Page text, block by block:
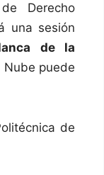
Derecho
una sesión
de la
Nube puede
de